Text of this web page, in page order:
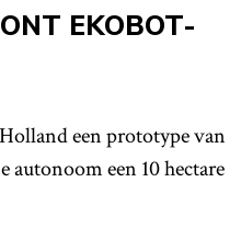
EKOBOT-
een prototype van
autonoom een 10 hectare